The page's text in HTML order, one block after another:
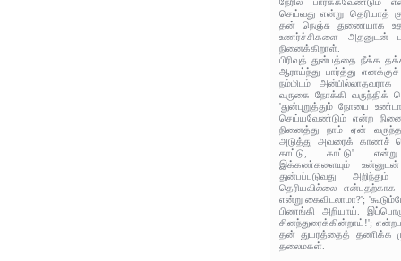
செய்வது என்று தெரியாத்
தன் நெஞ்சு துணையாக
உணர்ச்சிகளை அதனுடன்
நினைக்கிறாள்.
பிரிவுத் துன்பத்தை நீக்க
ஆராய்ந்து பார்த்து
நம்மிடம்
வருகை நோக்கி வருந்திக்
'துன்புறுத்தும் நோயை
செய்யவேண்டும் என்ற
நினைத்து நாம் ஏன்
அடுத்து அவரைக் காணச்
காட்டு, காட்டு'
இக்கண்களையும்
துன்பப்படுவது
தெரியவில்லை
என்று கைவிடலாமா?';
பிணங்கி அறியாய்.
சினந்துரைக்கின்றாய்!';
தன் துயரத்தைத் தணிக்க
தலைமகள்.